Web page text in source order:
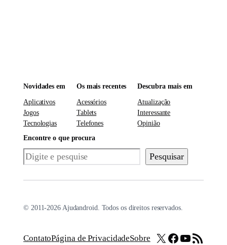
Novidades em
Aplicativos
Jogos
Tecnologias
Os mais recentes
Acessórios
Tablets
Telefones
Descubra mais em
Atualização
Interessante
Opinião
Encontre o que procura
Pesquisar Pesquisar
© 2011-2026 Ajudandroid. Todos os direitos reservados.
ContatoPágina de PrivacidadeSobre X Facebook
Youtube
Feed RSS